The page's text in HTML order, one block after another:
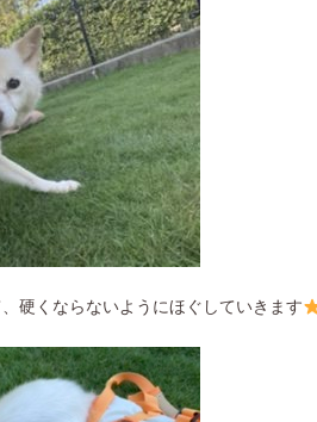
硬くならないようにほぐしていきます